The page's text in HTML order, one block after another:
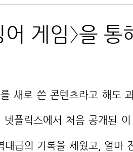
게임〉을 통
플릭스에서 처음 공개된
급의 기록을 세웠고, 얼마